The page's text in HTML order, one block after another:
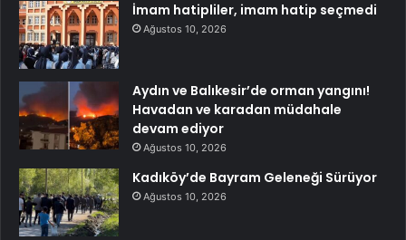
İmam hatipliler, imam hatip seçmedi
Ağustos 10, 2026
Aydın ve Balıkesir’de orman yangını!
Havadan ve karadan müdahale
devam ediyor
Ağustos 10, 2026
Kadıköy’de Bayram Geleneği Sürüyor
Ağustos 10, 2026